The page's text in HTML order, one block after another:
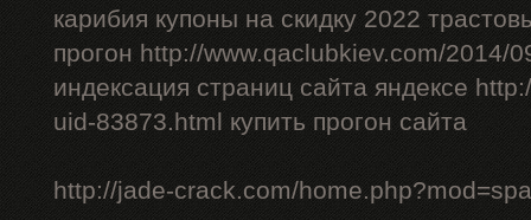
карибия купоны на скидку 2022
прогон http://www.qaclubkiev.com/2014/
индексация страниц сайта яндексе
uid-83873.html купить прогон сайта
http://jade-crack.com/